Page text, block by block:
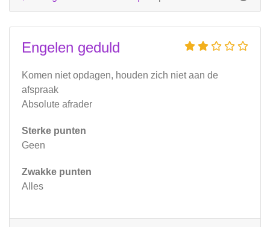
Engelen geduld
Komen niet opdagen, houden zich niet aan de
afspraak
Absolute afrader
Sterke punten
Geen
Zwakke punten
Alles